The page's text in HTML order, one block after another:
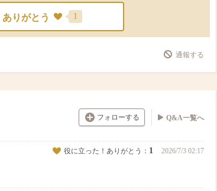
ありがとう 1
通報する
フォローする Q&A一覧へ
役に立った！ありがとう： 1 2026/7/3 02:17